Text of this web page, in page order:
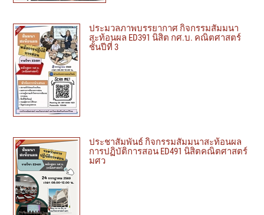
ประมวลภาพบรรยากาศ กิจกรรมสัมมนา
สะท้อนผล ED391 นิสิต กศ.บ. คณิตศาสตร์
ชั้นปีที่ 3
ประชาสัมพันธ์ กิจกรรมสัมมนาสะท้อนผล
การปฏิบัติการสอน ED491 นิสิตคณิตศาสตร์
มศว